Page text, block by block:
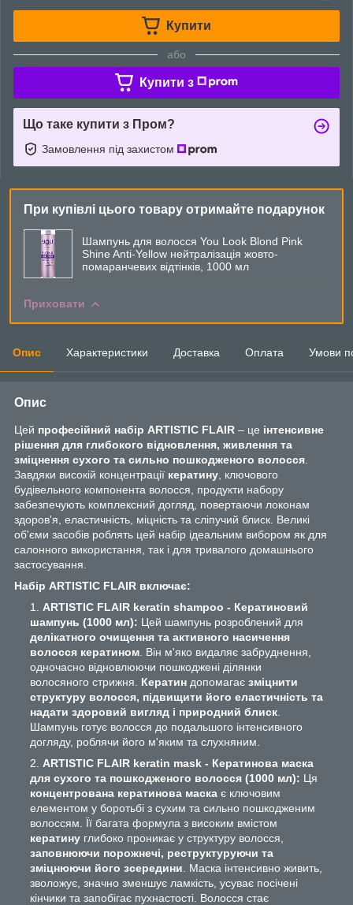
Купити
або
Купити з
Що таке купити з Пром?
Замовлення під захистом
При купівлі цього товару отримайте подарунок
Шампунь для волосся You Look Blond Pink
Shine Anti-Yellow нейтралізація жовто-
помаранчевих відтінків, 1000 мл
Приховати
Опис Характеристики Доставка Оплата Умови
Опис
Цей професійний набір ARTISTIC FLAIR – це інтенсивне
рішення для глибокого відновлення, живлення та
зміцнення сухого та сильно пошкодженого волосся
Завдяки високій концентрації кератину , ключового
будівельного компонента волосся, продукти набору
забезпечують комплексний догляд, повертаючи локонам
здоров'я, еластичність, міцність та сліпучий блиск. Великі
об'єми засобів роблять цей набір ідеальним вибором як для
салонного використання, так і для тривалого домашнього
застосування.
Набір ARTISTIC FLAIR включає:
ARTISTIC FLAIR keratin shampoo - Кератиновий
шампунь (1000 мл): Цей шампунь розроблений для
делікатного очищення та активного насичення
волосся кератином . Він м'яко видаляє забруднення,
одночасно відновлюючи пошкоджені ділянки
волосяного стрижня. Кератин допомагає зміцнити
структуру волосся, підвищити його еластичність та
надати здоровий вигляд і природний блиск
Шампунь готує волосся до подальшого інтенсивного
догляду, роблячи його м'яким та слухняним.
ARTISTIC FLAIR keratin mask - Кератинова маска
для сухого та пошкодженого волосся (1000 мл): Ця
концентрована кератинова маска є ключовим
елементом у боротьбі з сухим та сильно пошкодженим
волоссям. Її багата формула з високим вмістом
кератину глибоко проникає у структуру волосся,
заповнюючи порожнечі, реструктуруючи та
зміцнюючи його зсередини . Маска інтенсивно живить,
зволожує, значно зменшує ламкість, усуває посічені
кінчики та запобігає пухнастості. Волосся стає